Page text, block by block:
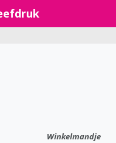
Winkelmandje